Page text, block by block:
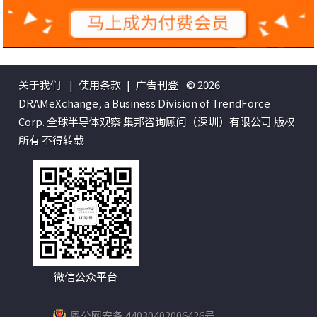
关于我们 | 使用条款 | 广告刊登 © 2026
DRAMeXchange, a Business Division of TrendForce
Corp. 全球半导体观察 集邦咨询顾问（深圳）有限公司 版权
所有 不得转载
微信公众平台